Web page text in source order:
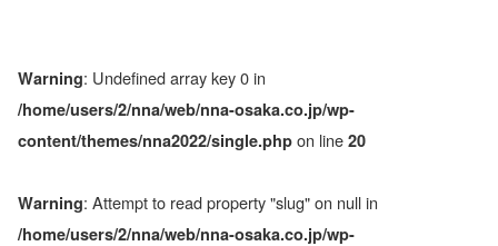
Warning: Undefined array key 0 in
/home/users/2/nna/web/nna-osaka.co.jp/wp-
content/themes/nna2022/single.php on line 20
Warning: Attempt to read property "slug" on null in
/home/users/2/nna/web/nna-osaka.co.jp/wp-